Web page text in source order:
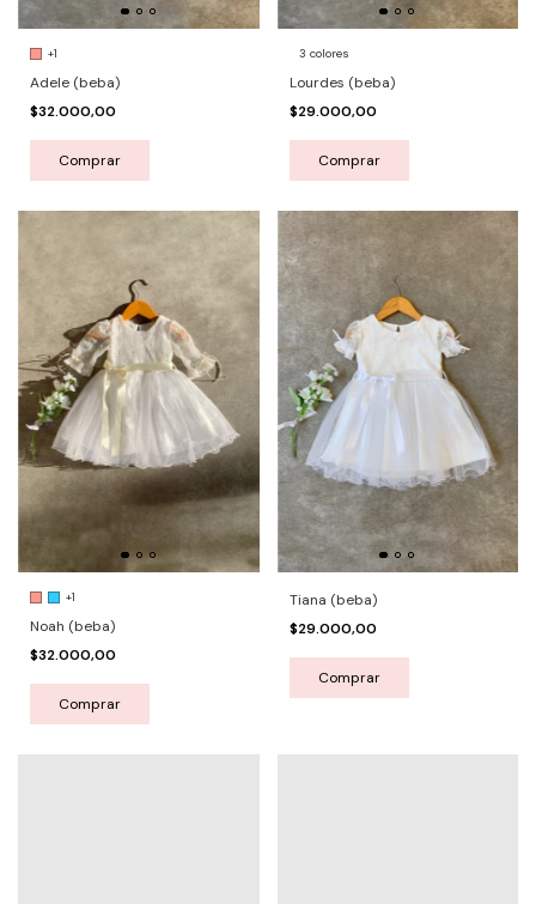
+1
Adele (beba)
$32.000,00
Comprar
3 colores
Lourdes (beba)
$29.000,00
Comprar
+1
Noah (beba)
$32.000,00
Comprar
Tiana (beba)
$29.000,00
Comprar